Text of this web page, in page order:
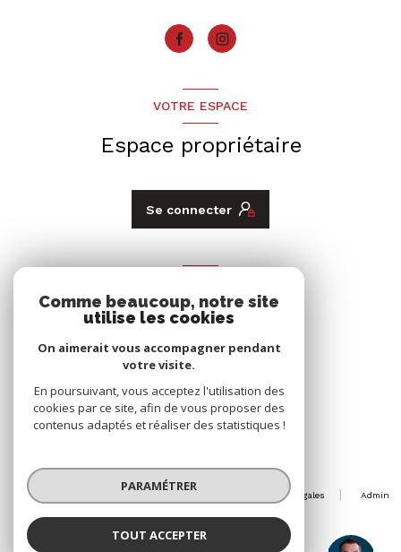
VOTRE ESPACE
Espace propriétaire
Se connecter
Nous adhérons
© 2026 | Tous droits réservés
Mentions légales
Admin
Comme beaucoup, notre site
utilise les cookies
On aimerait vous accompagner pendant
votre visite.
En poursuivant, vous acceptez l'utilisation des
cookies par ce site, afin de vous proposer des
contenus adaptés et réaliser des statistiques !
PARAMÉTRER
TOUT ACCEPTER